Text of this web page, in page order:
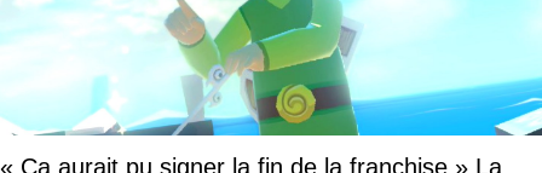
« Ça aurait pu signer la fin de la franchise » La